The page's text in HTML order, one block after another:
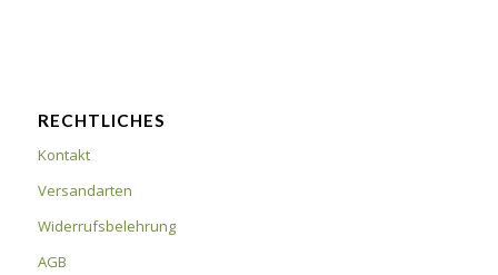
RECHTLICHES
Kontakt
Versandarten
Widerrufsbelehrung
AGB